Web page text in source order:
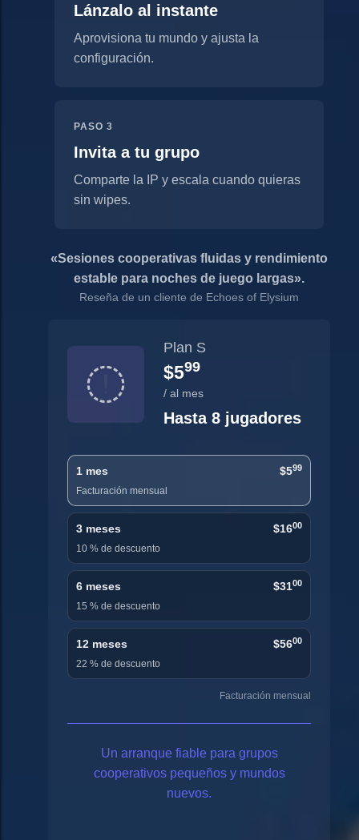
Lánzalo al instante
Aprovisiona tu mundo y ajusta la
configuración.
PASO 3
Invita a tu grupo
Comparte la IP y escala cuando quieras
sin wipes.
«Sesiones cooperativas fluidas y rendimiento
estable para noches de juego largas».
Reseña de un cliente de Echoes of Elysium
Plan S
$599
/ al mes
Hasta 8 jugadores
1 mes $599
Facturación mensual
3 meses $1600
10 % de descuento
6 meses $3100
15 % de descuento
12 meses $5600
22 % de descuento
Facturación mensual
Un arranque fiable para grupos
cooperativos pequeños y mundos
nuevos.